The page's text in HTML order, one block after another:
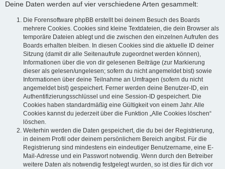
Deine Daten werden auf vier verschiedene Arten gesammelt:
Die Forensoftware phpBB erstellt bei deinem Besuch des Boards
mehrere Cookies. Cookies sind kleine Textdateien, die dein Browser als
temporäre Dateien ablegt und die zwischen den einzelnen Aufrufen des
Boards erhalten bleiben. In diesen Cookies sind die aktuelle ID deiner
Sitzung (damit dir alle Seitenaufrufe zugeordnet werden können),
Informationen über die von dir gelesenen Beiträge (zur Markierung
dieser als gelesen/ungelesen; sofern du nicht angemeldet bist) sowie
Informationen über deine Teilnahme an Umfragen (sofern du nicht
angemeldet bist) gespeichert. Ferner werden deine Benutzer-ID, ein
Authentifizierungsschlüssel und eine Session-ID gespeichert. Die
Cookies haben standardmäßig eine Gültigkeit von einem Jahr. Alle
Cookies kannst du jederzeit über die Funktion „Alle Cookies löschen“
löschen.
Weiterhin werden die Daten gespeichert, die du bei der Registrierung,
in deinem Profil oder deinem persönlichem Bereich angibst. Für die
Registrierung sind mindestens ein eindeutiger Benutzername, eine E-
Mail-Adresse und ein Passwort notwendig. Wenn durch den Betreiber
weitere Daten als notwendig festgelegt wurden, so ist dies für dich vor